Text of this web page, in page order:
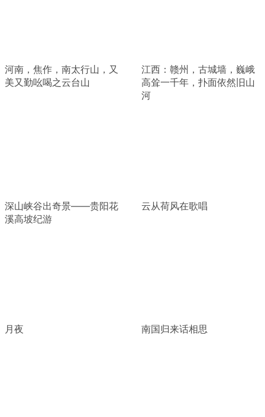
河南，焦作，南太行山，又
美又勤吆喝之云台山
江西：赣州，古城墙，巍峨
高耸一千年，扑面依然旧山
河
深山峡谷出奇景——贵阳花
溪高坡纪游
云从荷风在歌唱
月夜 南国归来话相思